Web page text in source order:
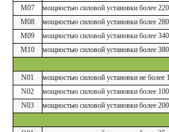
M07
мощностью силовой установки более
M08
мощностью силовой установки более
M09
мощностью силовой установки более
M10
мощностью силовой установки более
N01
мощностью силовой установки не более
N02
мощностью силовой установки более
N03
мощностью силовой установки более